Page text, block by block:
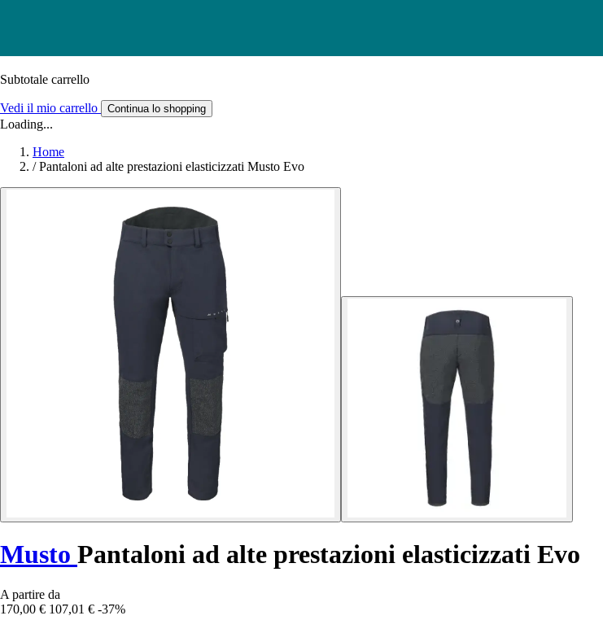
Subtotale carrello
Vedi il mio carrello Continua lo shopping
Loading...
Home
/ Pantaloni ad alte prestazioni elasticizzati Musto Evo
Musto Pantaloni ad alte prestazioni elasticizzati Evo
A partire da
170,00 € 107,01 € -37%